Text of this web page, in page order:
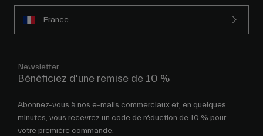
France
Newsletter
Bénéficiez d'une remise de 10 %
Abonnez-vous à nos e-mails commerciaux et, en quelques
minutes, vous recevrez un code de réduction de 10 % pour
votre première commande.